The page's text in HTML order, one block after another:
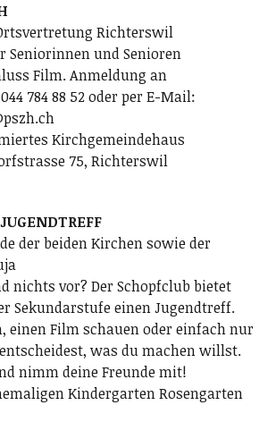
Richterswil
und Senioren
Film. Anmeldung an
784 88 52 oder per E-Mail:
Kirchgemeindehaus
75, Richterswil
der beiden Kirchen sowie der
nichts vor? Der Schopfclub bietet
Sekundarstufe einen Jugendtreff.
einen Film schauen oder einfach nur
was du machen willst.
nimm deine Freunde mit!
Kindergarten Rosengarten